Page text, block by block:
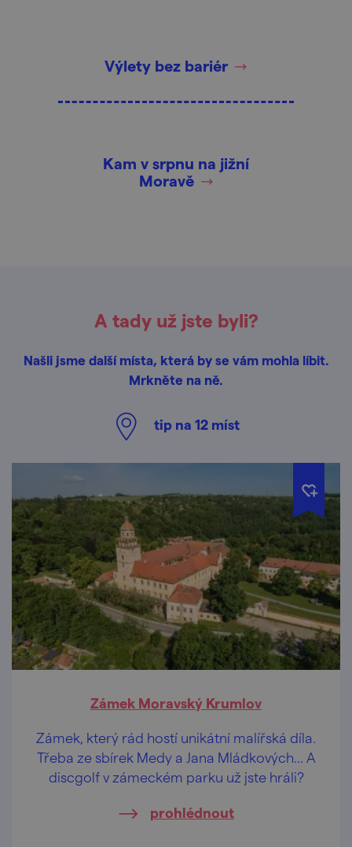
Výlety bez bariér
Kam v srpnu na jižní
Moravě
A tady už jste byli?
Našli jsme další místa, která by se vám mohla líbit.
Mrkněte na ně.
tip na 12 míst
Zámek Moravský Krumlov
Zámek, který rád hostí unikátní malířská díla.
Třeba ze sbírek Medy a Jana Mládkových… A
discgolf v zámeckém parku už jste hráli?
prohlédnout